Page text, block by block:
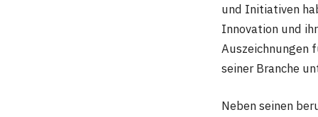
und Initiativen
Innovation und
Auszeichnungen
seiner Branche
Neben seinen